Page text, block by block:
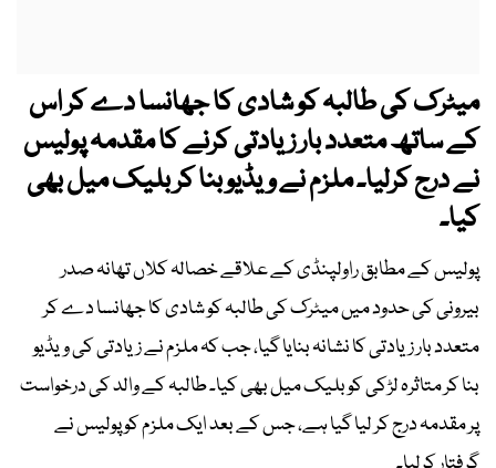
میٹرک کی طالبہ کو شادی کا جھانسا دے کر اس
کے ساتھ متعدد بار زیادتی کرنے کا مقدمہ پولیس
نے درج کرلیا۔ ملزم نے ویڈیو بنا کر بلیک میل بھی
کیا۔
پولیس کے مطابق راولپنڈی کے علاقے خصالہ کلاں تھانہ صدر
بیرونی کی حدود میں میٹرک کی طالبہ کو شادی کا جھانسا دے کر
متعدد بار زیادتی کا نشانہ بنایا گیا، جب کہ ملزم نے زیادتی کی ویڈیو
بنا کر متاثرہ لڑکی کو بلیک میل بھی کیا۔ طالبہ کے والد کی درخواست
پر مقدمہ درج کر لیا گیا ہے، جس کے بعد ایک ملزم کو پولیس نے